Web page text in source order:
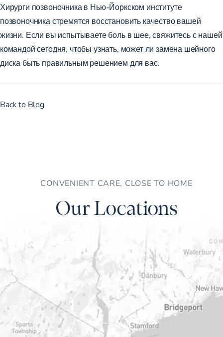
Хирурги позвоночника в Нью-Йоркском институте
позвоночника стремятся восстановить качество вашей
жизни. Если вы испытываете боль в шее, свяжитесь с нашей
командой сегодня, чтобы узнать, может ли замена шейного
диска быть правильным решением для вас.
Back to Blog
CONVENIENT CARE, CLOSE TO HOME
Our Locations